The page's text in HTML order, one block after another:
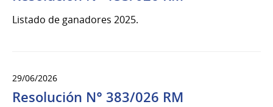
Listado de ganadores 2025.
29/06/2026
Resolución N° 383/026 RM